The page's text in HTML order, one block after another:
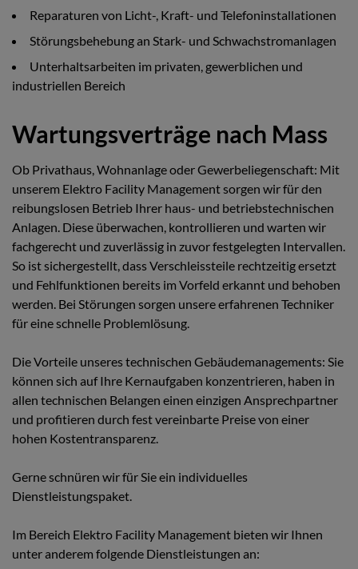
Reparaturen von Licht-, Kraft- und Telefoninstallationen
Störungsbehebung an Stark- und Schwachstromanlagen
Unterhaltsarbeiten im privaten, gewerblichen und
industriellen Bereich
Wartungsverträge nach Mass
Ob Privathaus, Wohnanlage oder Gewerbeliegenschaft: Mit
unserem Elektro Facility Management sorgen wir für den
reibungslosen Betrieb Ihrer haus- und betriebstechnischen
Anlagen. Diese überwachen, kontrollieren und warten wir
fachgerecht und zuverlässig in zuvor festgelegten Intervallen.
So ist sichergestellt, dass Verschleissteile rechtzeitig ersetzt
und Fehlfunktionen bereits im Vorfeld erkannt und behoben
werden. Bei Störungen sorgen unsere erfahrenen Techniker
für eine schnelle Problemlösung.
Die Vorteile unseres technischen Gebäudemanagements: Sie
können sich auf Ihre Kernaufgaben konzentrieren, haben in
allen technischen Belangen einen einzigen Ansprechpartner
und profitieren durch fest vereinbarte Preise von einer
hohen Kostentransparenz.
Gerne schnüren wir für Sie ein individuelles
Dienstleistungspaket.
Im Bereich Elektro Facility Management bieten wir Ihnen
unter anderem folgende Dienstleistungen an: